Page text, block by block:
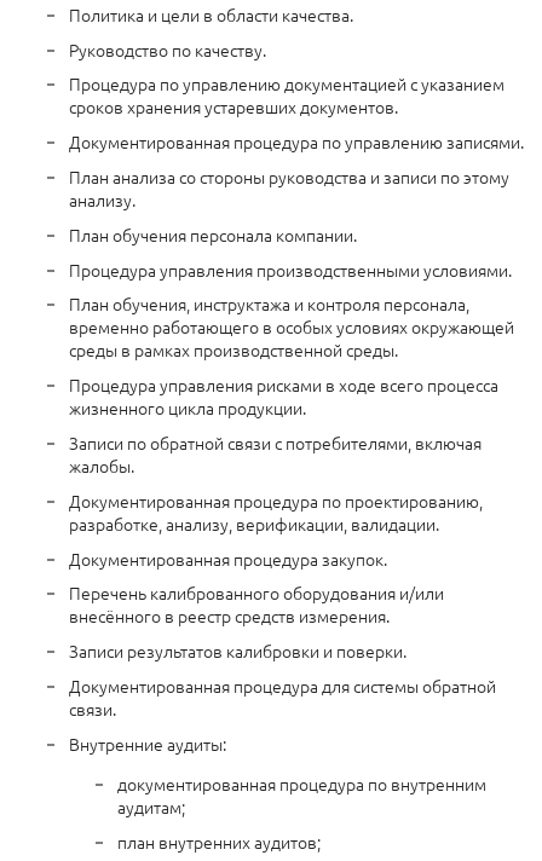
Политика и цели в области качества.
Руководство по качеству.
Процедура по управлению документацией с указанием
сроков хранения устаревших документов.
Документированная процедура по управлению записями.
План анализа со стороны руководства и записи по этому
анализу.
План обучения персонала компании.
Процедура управления производственными условиями.
План обучения, инструктажа и контроля персонала,
временно работающего в особых условиях окружающей
среды в рамках производственной среды.
Процедура управления рисками в ходе всего процесса
жизненного цикла продукции.
Записи по обратной связи с потребителями, включая
жалобы.
Документированная процедура по проектированию,
разработке, анализу, верификации, валидации.
Документированная процедура закупок.
Перечень калиброванного оборудования и/или
внесённого в реестр средств измерения.
Записи результатов калибровки и поверки.
Документированная процедура для системы обратной
связи.
Внутренние аудиты:
документированная процедура по внутренним
аудитам;
план внутренних аудитов;